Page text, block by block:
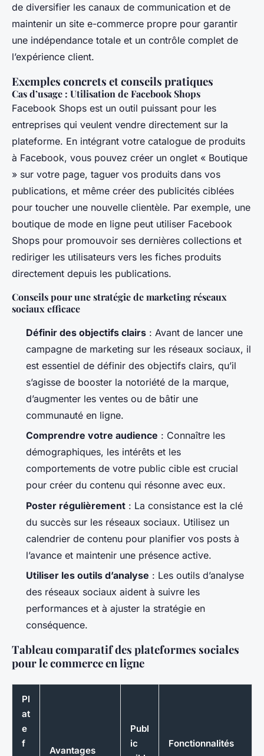
de diversifier les canaux de communication et de
maintenir un site e-commerce propre pour garantir
une indépendance totale et un contrôle complet de
l’expérience client.
Exemples concrets et conseils pratiques
Cas d’usage : Utilisation de Facebook Shops
Facebook Shops est un outil puissant pour les
entreprises qui veulent vendre directement sur la
plateforme. En intégrant votre catalogue de produits
à Facebook, vous pouvez créer un onglet « Boutique
» sur votre page, taguer vos produits dans vos
publications, et même créer des publicités ciblées
pour toucher une nouvelle clientèle. Par exemple, une
boutique de mode en ligne peut utiliser Facebook
Shops pour promouvoir ses dernières collections et
rediriger les utilisateurs vers les fiches produits
directement depuis les publications.
Conseils pour une stratégie de marketing réseaux
sociaux efficace
Définir des objectifs clairs : Avant de lancer une
campagne de marketing sur les réseaux sociaux, il
est essentiel de définir des objectifs clairs, qu’il
s’agisse de booster la notoriété de la marque,
d’augmenter les ventes ou de bâtir une
communauté en ligne.
Comprendre votre audience : Connaître les
démographiques, les intérêts et les
comportements de votre public cible est crucial
pour créer du contenu qui résonne avec eux.
Poster régulièrement : La consistance est la clé
du succès sur les réseaux sociaux. Utilisez un
calendrier de contenu pour planifier vos posts à
l’avance et maintenir une présence active.
Utiliser les outils d’analyse : Les outils d’analyse
des réseaux sociaux aident à suivre les
performances et à ajuster la stratégie en
conséquence.
Tableau comparatif des plateformes sociales
pour le commerce en ligne
Pl
at
e
f
Avantages
Publ
ic
Fonctionnalités